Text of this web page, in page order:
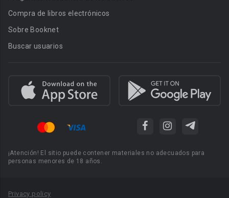
Compra de libros electrónicos
Sobre Booknet
Buscar usuarios
¡Atención! El sitio puede contener materiales no adecuados para
personas menores de 18 años.
Privacy policy